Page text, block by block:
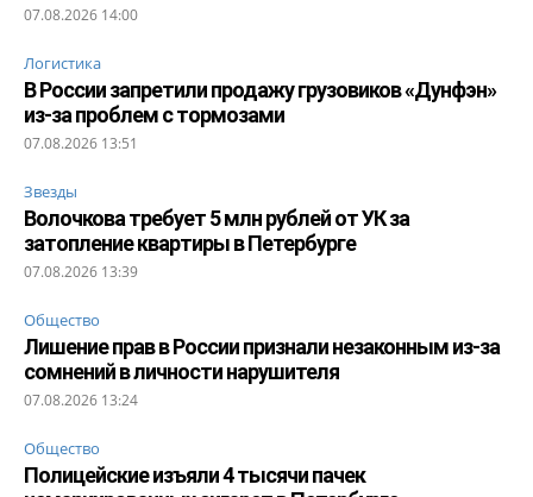
07.08.2026 14:00
Логистика
В России запретили продажу грузовиков «Дунфэн»
из-за проблем с тормозами
07.08.2026 13:51
Звезды
Волочкова требует 5 млн рублей от УК за
затопление квартиры в Петербурге
07.08.2026 13:39
Общество
Лишение прав в России признали незаконным из-за
сомнений в личности нарушителя
07.08.2026 13:24
Общество
Полицейские изъяли 4 тысячи пачек